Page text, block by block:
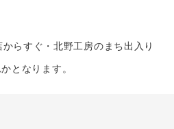
らすぐ・北野工房のまち出入り
となります。